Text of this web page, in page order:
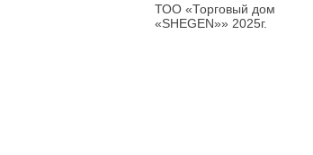
ТОО «Торговый дом
«SHEGEN»» 2025г.